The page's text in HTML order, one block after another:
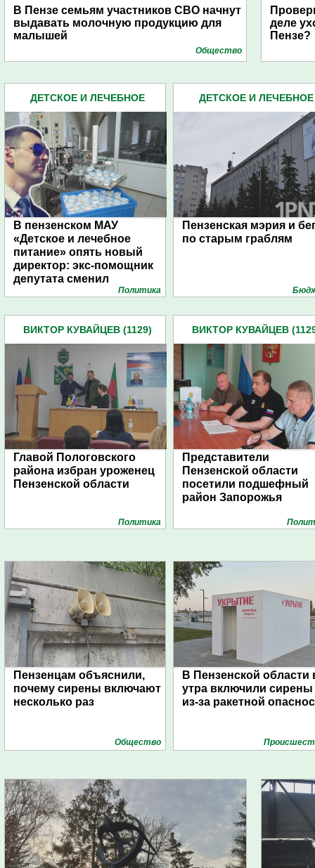
В Пензе семьям участников СВО начнут
выдавать молочную продукцию для
малышей
Общество
деле
Пензе?
ДЕТСКОЕ И ЛЕЧЕБНОЕ
ПИТАНИЕ МАУ (14)
В пензенском МАУ
«Детское и лечебное
питание» опять новый
директор: экс-помощник
депутата сменил
ставленника БасенкоПолитика
ДЕТСКОЕ И ЛЕЧЕБНОЕ
ПИТАНИЕ МАУ (14)
Пензенская мэрия и
по старым граблям
ВИКТОР КУВАЙЦЕВ (1129)
Главой Пологовского
района избран уроженец
Пензенской области
Политика
ВИКТОР КУВАЙЦЕВ
Представители
Пензенской области
посетили подшефный
район Запорожья
Пензенцам объяснили,
почему сирены включают
несколько раз
Общество
В Пензенской области
утра включили сирены
из-за ракетной